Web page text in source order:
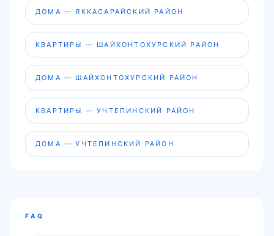
ДОМА — ЯККАСАРАЙСКИЙ РАЙОН
КВАРТИРЫ — ШАЙХОНТОХУРСКИЙ РАЙОН
ДОМА — ШАЙХОНТОХУРСКИЙ РАЙОН
КВАРТИРЫ — УЧТЕПИНСКИЙ РАЙОН
ДОМА — УЧТЕПИНСКИЙ РАЙОН
FAQ